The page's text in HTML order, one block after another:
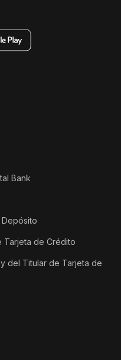
Bank
Tarjeta de Crédito
del Titular de Tarjeta de